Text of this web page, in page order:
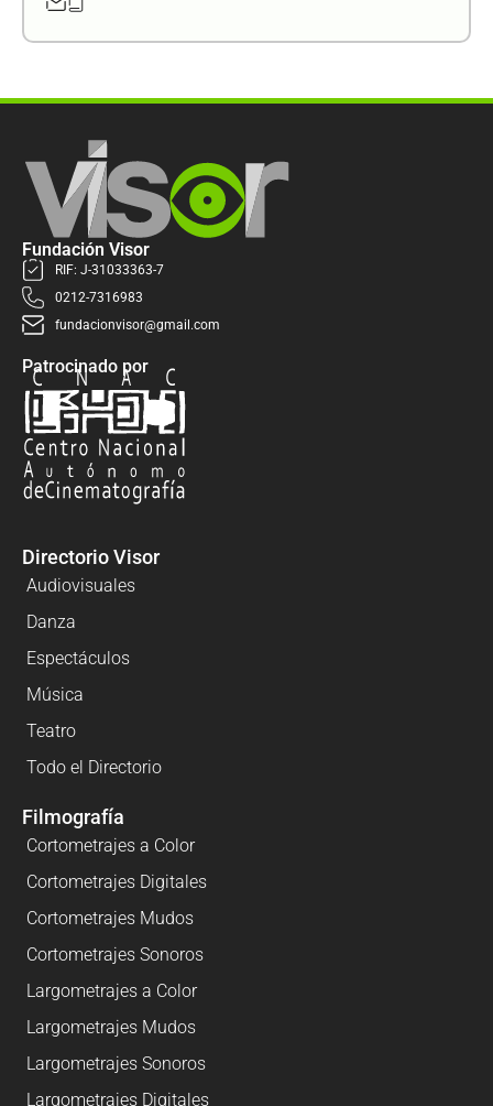
Fundación Visor
RIF: J-31033363-7
0212-7316983
fundacionvisor@gmail.com
Patrocinado por
Directorio Visor
Audiovisuales
Danza
Espectáculos
Música
Teatro
Todo el Directorio
Filmografía
Cortometrajes a Color
Cortometrajes Digitales
Cortometrajes Mudos
Cortometrajes Sonoros
Largometrajes a Color
Largometrajes Mudos
Largometrajes Sonoros
Largometrajes Digitales